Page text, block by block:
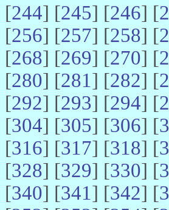
[244] [245] [246] [
[256] [257] [258] [
[268] [269] [270] [
[280] [281] [282] [
[292] [293] [294] [
[304] [305] [306] [
[316] [317] [318] [
[328] [329] [330] [
[340] [341] [342] [